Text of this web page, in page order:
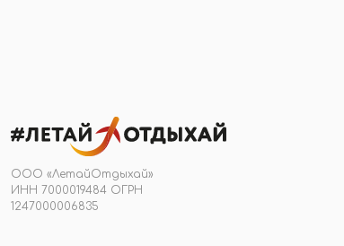
ООО «ЛетайОтдыхай»
ИНН 7000019484 ОГРН
1247000006835